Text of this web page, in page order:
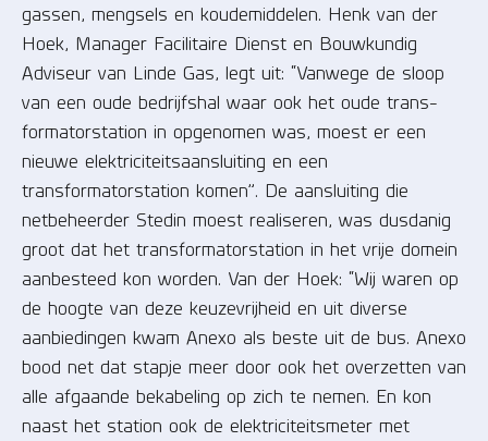
gassen, mengsels en koudemiddelen. Henk van der
Hoek, Manager Facilitaire Dienst en Bouwkundig
Adviseur van Linde Gas, legt uit: “Vanwege de sloop
van een oude bedrijfshal waar ook het oude trans-
formatorstation in opgenomen was, moest er een
nieuwe elektriciteitsaansluiting en een
transformatorstation komen”. De aansluiting die
netbeheerder Stedin moest realiseren, was dusdanig
groot dat het transformatorstation in het vrije domein
aanbesteed kon worden. Van der Hoek: “Wij waren op
de hoogte van deze keuzevrijheid en uit diverse
aanbiedingen kwam Anexo als beste uit de bus. Anexo
bood net dat stapje meer door ook het overzetten van
alle afgaande bekabeling op zich te nemen. En kon
naast het station ook de elektriciteitsmeter met